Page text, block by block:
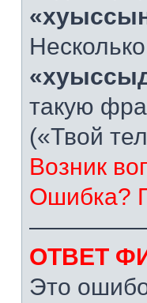
такую
(«Твой
Возник
Ошибка?
ОТВЕТ
Это